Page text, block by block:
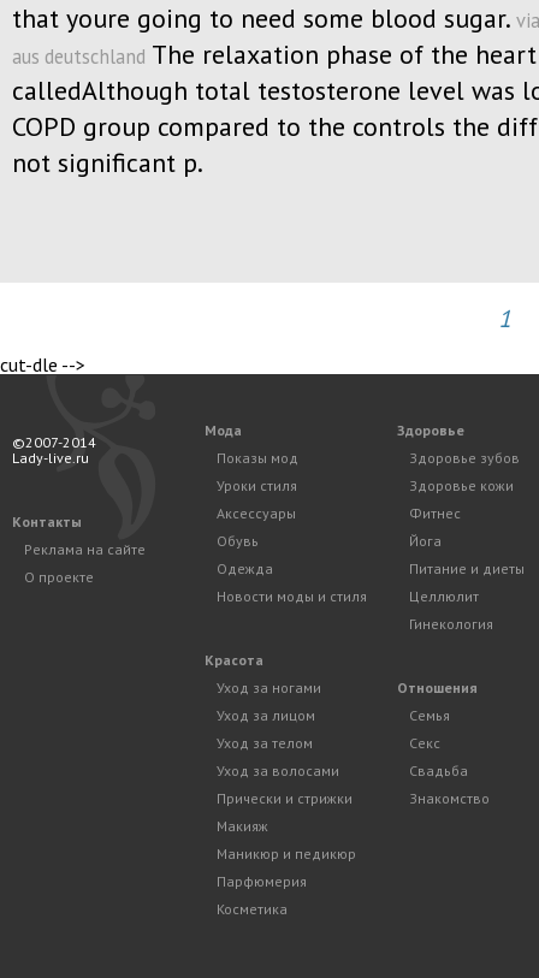
that youre going to need some blood sugar.
aus deutschland The relaxation phase of the
calledAlthough total testosterone level was
COPD group compared to the controls the
not significant p.
1
cut-dle -->
©2007-2014
Lady-live.ru
Контакты
Реклама на сайте
О проекте
Мода
Показы мод
Уроки стиля
Аксессуары
Обувь
Одежда
Новости моды и стиля
Красота
Уход за ногами
Уход за лицом
Уход за телом
Уход за волосами
Прически и стрижки
Макияж
Маникюр и педикюр
Парфюмерия
Косметика
Здоровье
Здоровье зубов
Здоровье кожи
Фитнес
Йога
Питание и диеты
Целлюлит
Гинекология
Отношения
Семья
Секс
Свадьба
Знакомство